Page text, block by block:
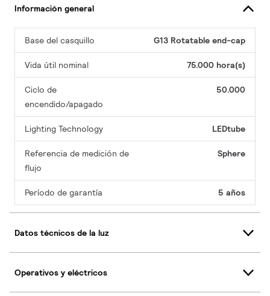
Información general
Base del casquillo G13 Rotatable end-cap
Vida útil nominal 75.000 hora(s)
Ciclo de
encendido/apagado
50.000
Lighting Technology LEDtube
Referencia de medición de
flujo
Sphere
Período de garantía 5 años
Datos técnicos de la luz
Operativos y eléctricos